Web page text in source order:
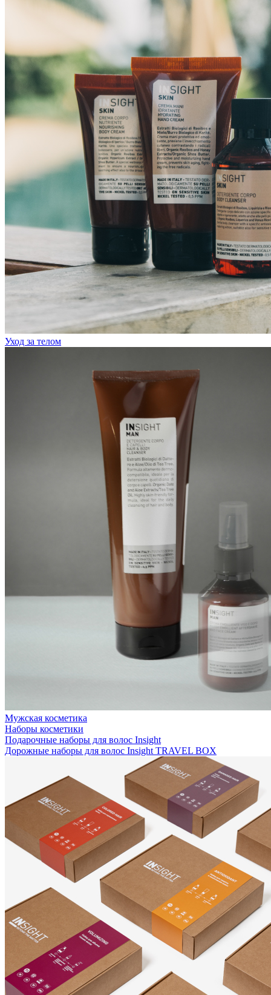
Уход за телом
Мужская косметика
Наборы косметики
Подарочные наборы для волос Insight
Дорожные наборы для волос Insight TRAVEL BOX